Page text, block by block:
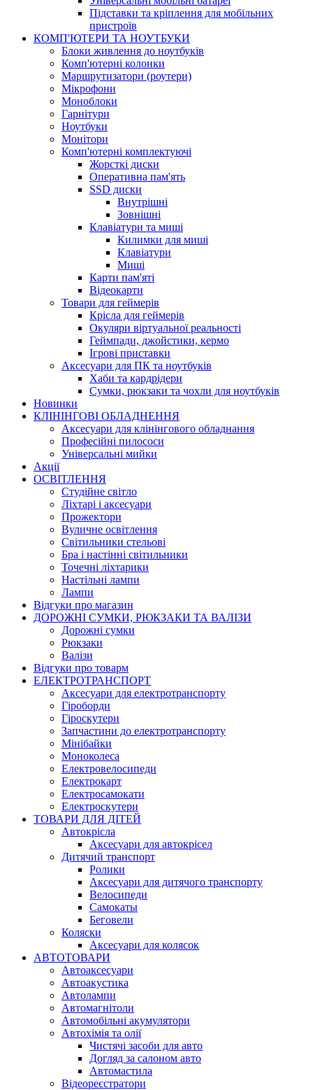
Підставки та кріплення для мобільних
пристроїв
КОМП'ЮТЕРИ ТА НОУТБУКИ
Блоки живлення до ноутбуків
Комп'ютерні колонки
Маршрутизатори (роутери)
Мікрофони
Моноблоки
Гарнітури
Ноутбуки
Монітори
Комп'ютерні комплектуючі
Жорсткі диски
Оперативна пам'ять
SSD диски
Внутрішні
Зовнішні
Клавіатури та миші
Килимки для миші
Клавіатури
Миші
Карти пам'яті
Відеокарти
Товари для геймерів
Крісла для геймерів
Окуляри віртуальної реальності
Геймпади, джойстики, кермо
Ігрові приставки
Аксесуари для ПК та ноутбуків
Хаби та кардрідери
Сумки, рюкзаки та чохли для ноутбуків
Новинки
КЛІНІНГОВІ ОБЛАДНЕННЯ
Аксесуари для клінінгового обладнання
Професійні пилососи
Універсальні мийки
Акції
ОСВІТЛЕННЯ
Студійне світло
Ліхтарі і аксесуари
Прожектори
Вуличне освітлення
Світильники стельові
Бра і настінні світильники
Точечні ліхтарики
Настільні лампи
Лампи
Відгуки про магазин
ДОРОЖНІ СУМКИ, РЮКЗАКИ ТА ВАЛІЗИ
Дорожні сумки
Рюкзаки
Валізи
Відгуки про товарм
ЕЛЕКТРОТРАНСПОРТ
Аксесуари для електротранспорту
Гіроборди
Гіроскутери
Запчастини до електротранспорту
Мінібайки
Моноколеса
Електровелосипеди
Електрокарт
Електросамокати
Електроскутери
ТОВАРИ ДЛЯ ДІТЕЙ
Автокрісла
Аксесуари для автокрісел
Дитячий транспорт
Ролики
Аксесуари для дитячого транспорту
Велосипеди
Самокаты
Беговели
Коляски
Аксесуари для колясок
АВТОТОВАРИ
Автоаксесуари
Автоакустика
Автолампи
Автомагнітоли
Автомобільні акумулятори
Автохімія та олії
Чистячі засоби для авто
Догляд за салоном авто
Автомастила
Відеореєстратори